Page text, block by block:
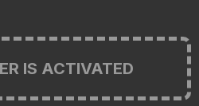
IS ACTIVATED